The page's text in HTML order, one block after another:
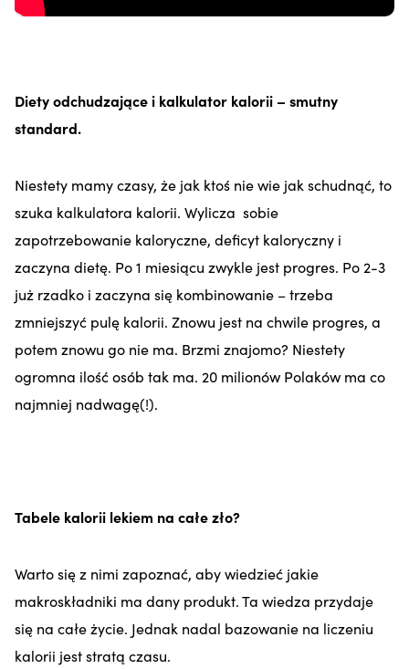
Diety odchudzające i kalkulator kalorii – smutny
standard.
Niestety mamy czasy, że jak ktoś nie wie jak schudnąć, to
szuka kalkulatora kalorii. Wylicza sobie
zapotrzebowanie kaloryczne, deficyt kaloryczny i
zaczyna dietę. Po 1 miesiącu zwykle jest progres. Po 2-3
już rzadko i zaczyna się kombinowanie – trzeba
zmniejszyć pulę kalorii. Znowu jest na chwile progres, a
potem znowu go nie ma. Brzmi znajomo? Niestety
ogromna ilość osób tak ma. 20 milionów Polaków ma co
najmniej nadwagę(!).
Tabele kalorii lekiem na całe zło?
Warto się z nimi zapoznać, aby wiedzieć jakie
makroskładniki ma dany produkt. Ta wiedza przydaje
się na całe życie. Jednak nadal bazowanie na liczeniu
kalorii jest stratą czasu.